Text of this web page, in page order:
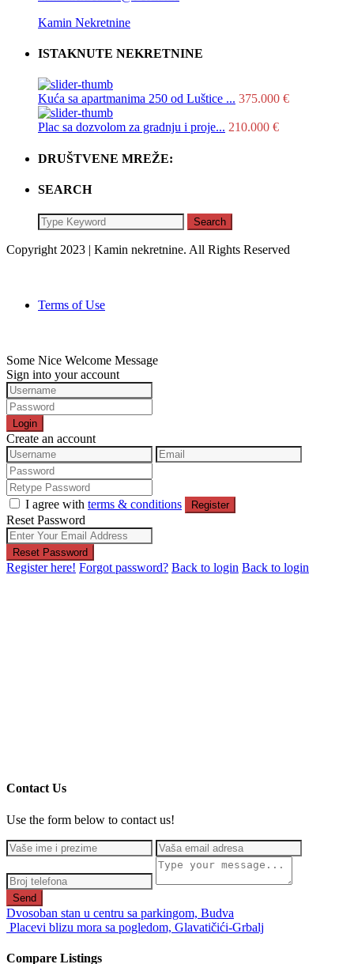
Kamin Nekretnine
ISTAKNUTE NEKRETNINE
Kuća sa apartmanima 250 od Luštice ... 375.000 €
Plac sa dozvolom za gradnju i proje... 210.000 €
DRUŠTVENE MREŽE:
SEARCH
Search
Copyright 2023 | Kamin nekretnine. All Rights Reserved
Terms of Use
Some Nice Welcome Message
Sign into your account
Login
Create an account
I agree with terms & conditions Register
Reset Password
Reset Password
Register here! Forgot password? Back to login Back to login
Contact Us
Use the form below to contact us!
Send
Dvosoban stan u centru sa parkingom, Budva
Placevi blizu mora sa pogledom, Glavatičići-Grbalj
Compare Listings